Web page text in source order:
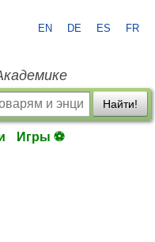
EN DE ES FR
Найти!
Игры ⚽